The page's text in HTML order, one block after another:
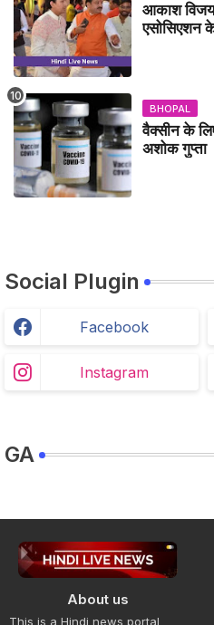
आकाश
एसोसिएशन
BHOPAL
वैक्सीन के
अशोक गुप्ता
Social Plugin
Facebook
Instagram
GA
About us
This is a Hindi news portal